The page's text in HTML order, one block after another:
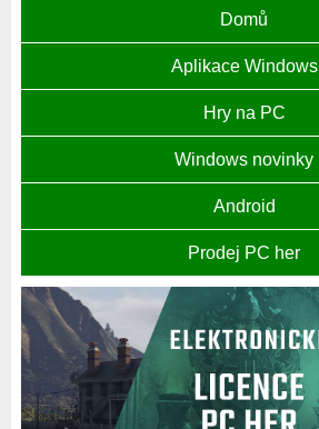
Domů
Aplikace Windows
Hry na PC
Windows novinky
Android
Prodej PC her